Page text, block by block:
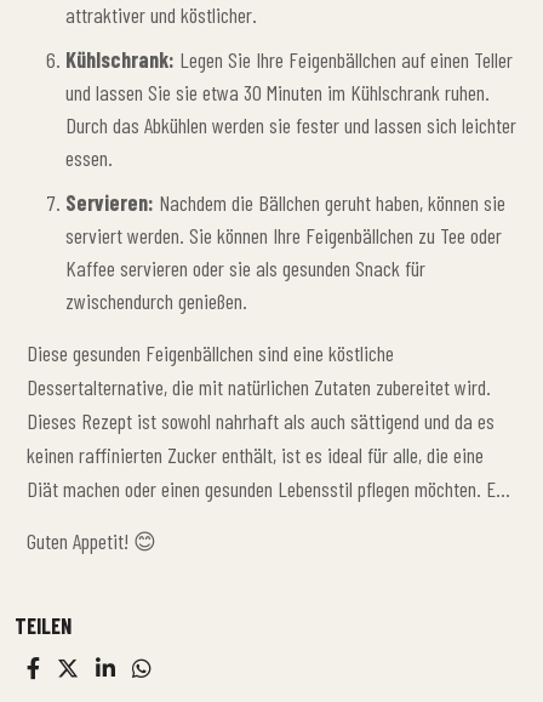
attraktiver und köstlicher.
Kühlschrank: Legen Sie Ihre Feigenbällchen auf einen Teller
und lassen Sie sie etwa 30 Minuten im Kühlschrank ruhen.
Durch das Abkühlen werden sie fester und lassen sich leichter
essen.
Servieren: Nachdem die Bällchen geruht haben, können sie
serviert werden. Sie können Ihre Feigenbällchen zu Tee oder
Kaffee servieren oder sie als gesunden Snack für
zwischendurch genießen.
Diese gesunden Feigenbällchen sind eine köstliche
Dessertalternative, die mit natürlichen Zutaten zubereitet wird.
Dieses Rezept ist sowohl nahrhaft als auch sättigend und da es
keinen raffinierten Zucker enthält, ist es ideal für alle, die eine
Diät machen oder einen gesunden Lebensstil pflegen möchten. Es
besonders an anstrengenden Tagen. Außerdem verleihen die
Geschmack.
Guten Appetit! 😊
TEILEN